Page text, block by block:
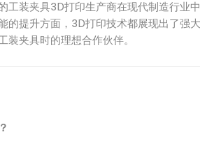
工装夹具3D打印生产商在现代制造行业
提升方面，3D打印技术都展现出了强大
夹具时的理想合作伙伴。